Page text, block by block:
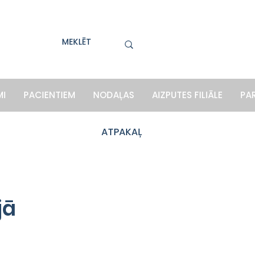
PACIENTIEM NODAĻAS AIZPUTES FILIĀLE
ATPAKAĻ